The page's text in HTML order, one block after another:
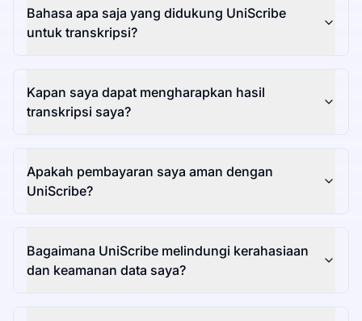
Bahasa apa saja yang didukung UniScribe
untuk transkripsi?
Kapan saya dapat mengharapkan hasil
transkripsi saya?
Apakah pembayaran saya aman dengan
UniScribe?
Bagaimana UniScribe melindungi kerahasiaan
dan keamanan data saya?